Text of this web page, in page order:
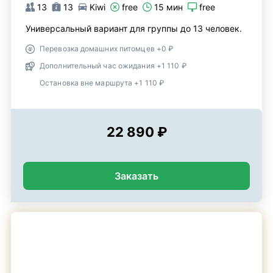
13 13 Kiwi free 15 мин free
Универсальный вариант для группы до 13 человек.
Перевозка домашних питомцев +0 ₽
Дополнительный час ожидания +1 110 ₽
Остановка вне маршрута +1 110 ₽
22 890 ₽
Заказать